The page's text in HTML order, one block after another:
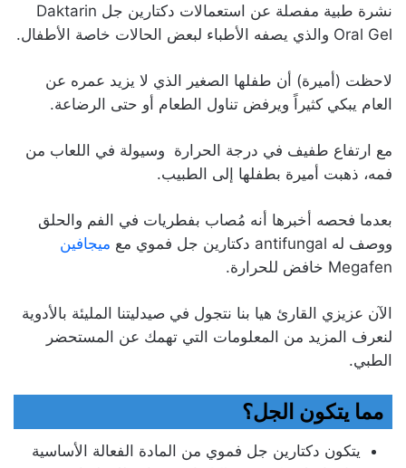
نشرة طبية مفصلة عن استعمالات دكتارين جل Daktarin
Oral Gel والذي يصفه الأطباء لبعض الحالات خاصة الأطفال.
لاحظت (أميرة) أن طفلها الصغير الذي لا يزيد عمره عن
العام يبكي كثيراً ويرفض تناول الطعام أو حتى الرضاعة.
مع ارتفاع طفيف في درجة الحرارة وسيولة في اللعاب من
فمه، ذهبت أميرة بطفلها إلى الطبيب.
بعدما فحصه أخبرها أنه مُصاب بفطريات في الفم والحلق
ووصف له antifungal دكتارين جل فموي مع
ميجافين
Megafen خافض للحرارة.
الآن عزيزي القارئ هيا بنا نتجول في صيدليتنا المليئة بالأدوية
لنعرف المزيد من المعلومات التي تهمك عن المستحضر
الطبي.
مما يتكون الجل؟
يتكون دكتارين جل فموي من المادة الفعالة الأساسية